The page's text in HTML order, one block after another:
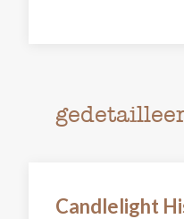
Candlelight